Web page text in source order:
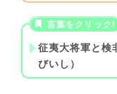
征夷大将軍と検
びいし）